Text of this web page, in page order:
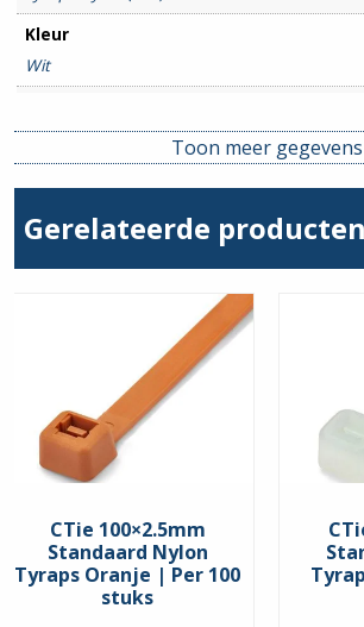
Kleur
Wit
200mm
Toon meer gegevens
Gerelateerde producten
CTie 100×2.5mm
Standaard Nylon
Tyraps Oranje | Per 100
stuks